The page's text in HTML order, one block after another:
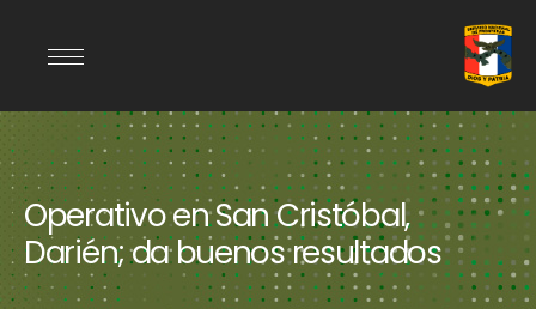
Operativo en San Cristóbal,
Darién; da buenos resultados